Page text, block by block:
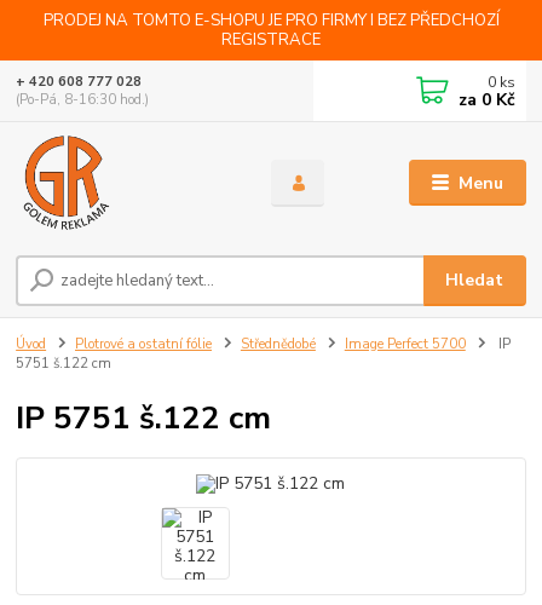
PRODEJ NA TOMTO E-SHOPU JE PRO FIRMY I BEZ PŘEDCHOZÍ
REGISTRACE
Menu
Hledat
+ 420 608 777 028
(Po-Pá, 8-16:30 hod.)
0 ks
za 0 Kč
Úvod Plotrové a ostatní fólie Střednědobé Image Perfect 5700
IP
5751 š.122 cm
IP 5751 š.122 cm